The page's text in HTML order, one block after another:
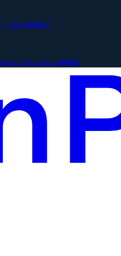
— på sekunder.
organisationsminne.